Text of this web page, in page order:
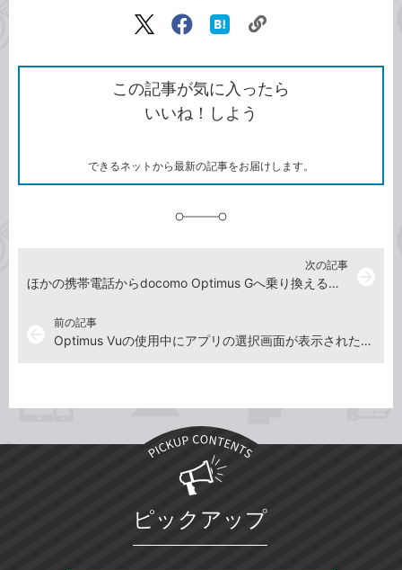
X（旧
で
シ
ェ
ア
Facebook
シ
ェ
ア
な
ブ
ッ
ク
ク
ク
を
コ
この記事が気に入ったら
いいね！しよう
できるネットから最新の記事をお届けします。
前の記事
Optimus Vuの使用中にアプリの選択画面が表示されたときは
次の記事
ほかの携帯電話からdocomo Optimus Gへ乗り換えるときに必要なことを確認しよう
ピックアップ